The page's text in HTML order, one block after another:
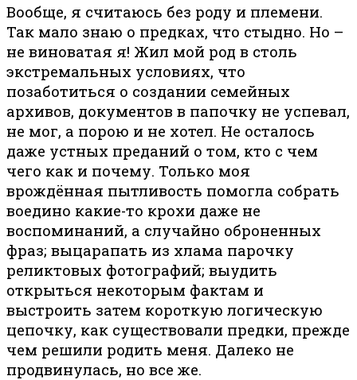
Вообще, я считаюсь без роду и племени.
Так мало знаю о предках, что стыдно. Но –
не виноватая я! Жил мой род в столь
экстремальных условиях, что
позаботиться о создании семейных
архивов, документов в папочку не успевал,
не мог, а порою и не хотел. Не осталось
даже устных преданий о том, кто с чем
чего как и почему. Только моя
врождённая пытливость помогла собрать
воедино какие-то крохи даже не
воспоминаний, а случайно оброненных
фраз; выцарапать из хлама парочку
реликтовых фотографий; выудить
открыться некоторым фактам и
выстроить затем короткую логическую
цепочку, как существовали предки, прежде
чем решили родить меня. Далеко не
продвинулась, но все же.